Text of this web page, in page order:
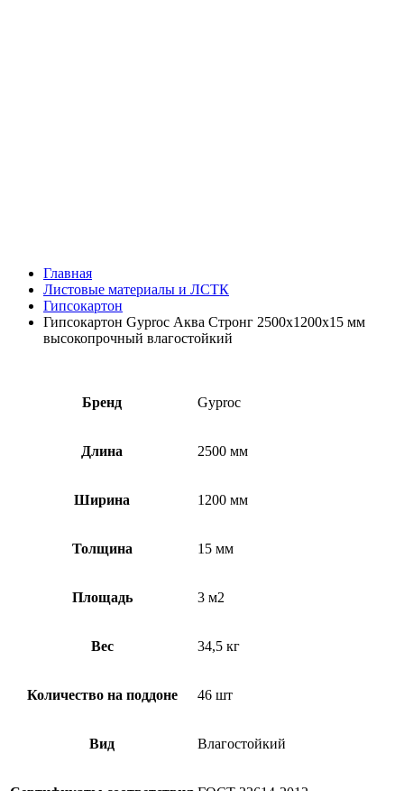
Главная
Листовые материалы и ЛСТК
Гипсокартон
Гипсокартон Gyproc Аква Стронг 2500х1200х15 мм
высокопрочный влагостойкий
Бренд Gyproc
Длина 2500 мм
Ширина 1200 мм
Толщина 15 мм
Площадь 3 м2
Вес 34,5 кг
Количество на поддоне 46 шт
Вид Влагостойкий